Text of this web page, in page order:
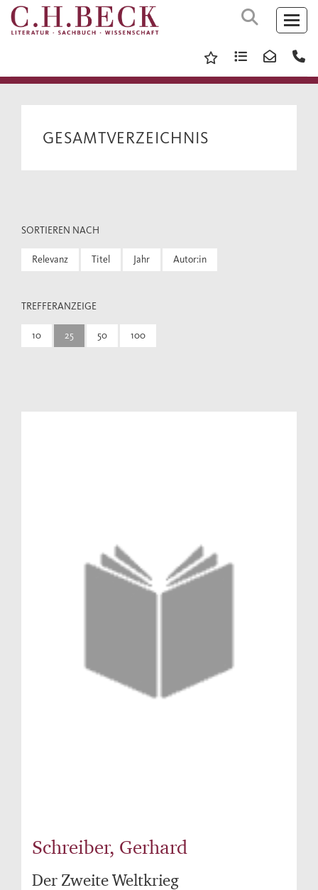
GESAMTVERZEICHNIS
SORTIEREN NACH
Relevanz Titel Jahr Autor:in
TREFFERANZEIGE
10 25 50 100
Schreiber, Gerhard
Der Zweite Weltkrieg